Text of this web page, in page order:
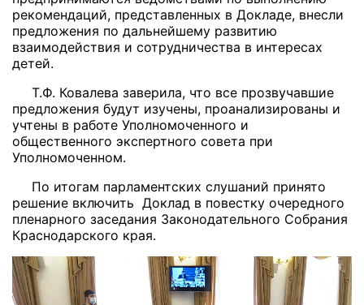
рекомендаций, представленных в Докладе, внесли
предложения по дальнейшему развитию
взаимодействия и сотрудничества в интересах
детей.
Т.Ф. Ковалева заверила, что все прозвучавшие
предложения будут изучены, проанализированы и
учтены в работе Уполномоченного и
общественного экспертного совета при
Уполномоченном.
По итогам парламентских слушаний принято
решение включить Доклад в повестку очередного
пленарного заседания Законодательного Собрания
Краснодарского края.
Видеоплеер